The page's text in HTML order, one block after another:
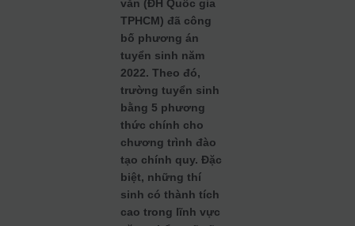
văn (ĐH Quốc gia
TPHCM) đã công
bố phương án
tuyển sinh năm
2022. Theo đó,
trường tuyển sinh
bằng 5 phương
thức chính cho
chương trình đào
tạo chính quy. Đặc
biệt, những thí
sinh có thành tích
cao trong lĩnh vực